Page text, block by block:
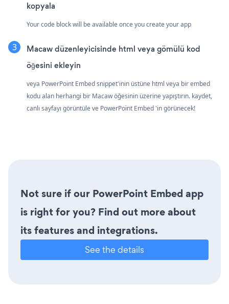
kopyala
Your code block will be available once you create your app
Macaw düzenleyicisinde html veya gömülü kod
öğesini ekleyin
veya PowerPoint Embed snippet'inin üstüne html veya bir embed
kodu alan herhangi bir Macaw öğesinin üzerine yapıştırın. kaydet,
canlı sayfayı görüntüle ve PowerPoint Embed 'in görünecek!
Not sure if our PowerPoint Embed app
is right for you? Find out more about
its features and integrations.
See the details